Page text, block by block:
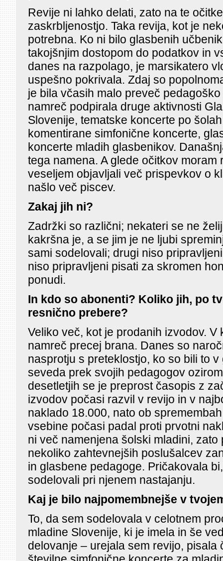
Revije ni lahko delati, zato na te
zaskrbljenostjo. Taka revija, kot je
potrebna. Ko ni bilo glasbenih
takojšnjim dostopom do podatkov in
danes na razpolago, je marsikatero
uspešno pokrivala. Zdaj so
je bila včasih malo preveč
namreč podpirala druge aktivnosti
Slovenije, tematske koncerte po
komentirane simfonične koncerte,
koncerte mladih glasbenikov.
tega namena. A glede očitkov moram
veseljem objavljali več prispevkov o
našlo več piscev.
Zakaj jih ni?
Zadržki so različni; nekateri se ne
kakršna je, a se jim je ne ljubi
sami sodelovali; drugi niso
niso pripravljeni pisati za skromen
ponudi.
In kdo so abonenti? Koliko jih, po
resnično prebere?
Veliko več, kot je prodanih izvodov. V
namreč precej brana. Danes so
nasprotju s preteklostjo, ko so bili to
seveda prek svojih pedagogov
desetletjih se je preprost časopis z
izvodov počasi razvil v revijo in v
naklado 18.000, nato ob
vsebine počasi padal proti prvotni
ni več namenjena šolski mladini, zato
nekoliko zahtevnejših poslušalcev
in glasbene pedagoge. Pričakovala
sodelovali pri njenem nastajanju.
Kaj je bilo najpomembnejše v
To, da sem sodelovala v celotnem
mladine Slovenije, ki je imela in še
delovanje – urejala sem revijo, pisala